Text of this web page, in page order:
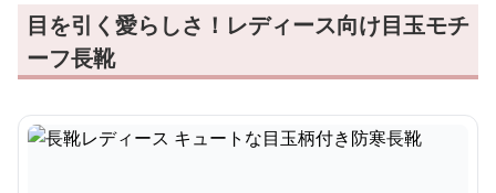
目を引く愛らしさ！レディース向け目玉モチ
ーフ長靴